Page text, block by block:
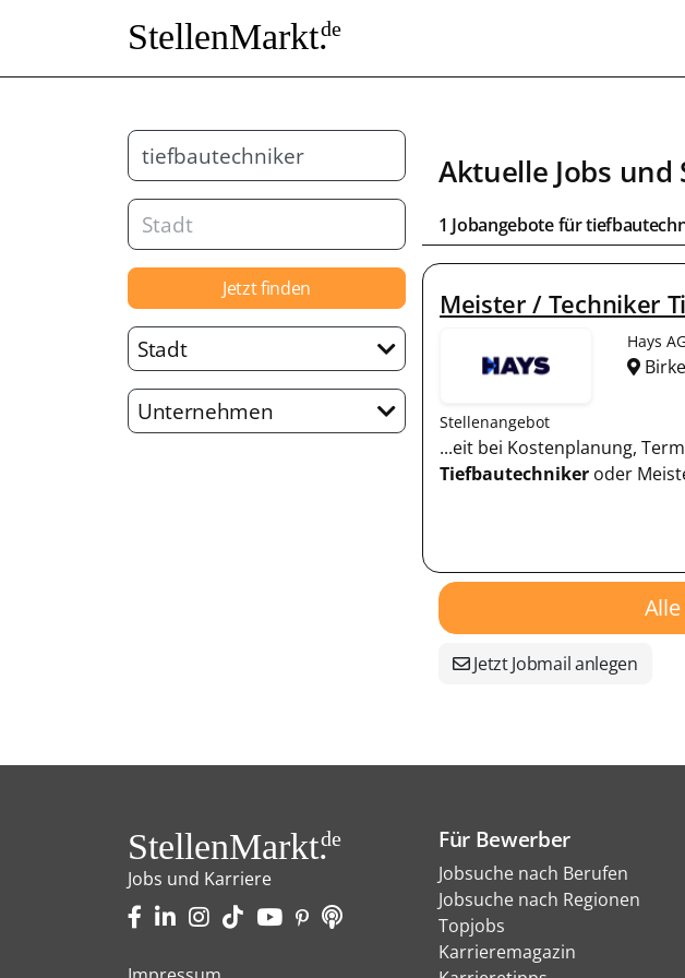
StellenMarkt.de
Jetzt finden
Stadt
Unternehmen
Aktuelle Jobs
1 Jobangebote für
Meister / Techniker
Hays
Stellenangebot
...eit bei Kostenplanung,
Tiefbautechniker oder
Jetzt Jobmail anlegen
StellenMarkt.de
Jobs und Karriere
Für Bewerber
Jobsuche nach Berufen
Jobsuche nach Regionen
Topjobs
Karrieremagazin